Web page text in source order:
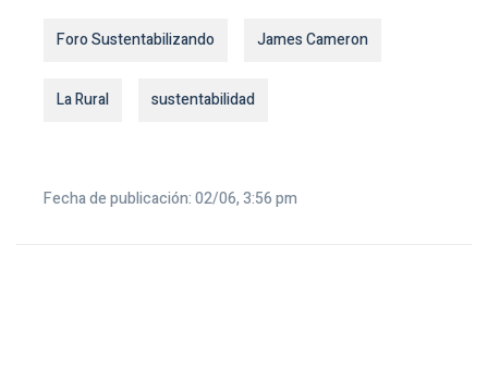
Foro Sustentabilizando James Cameron
La Rural sustentabilidad
Fecha de publicación: 02/06, 3:56 pm